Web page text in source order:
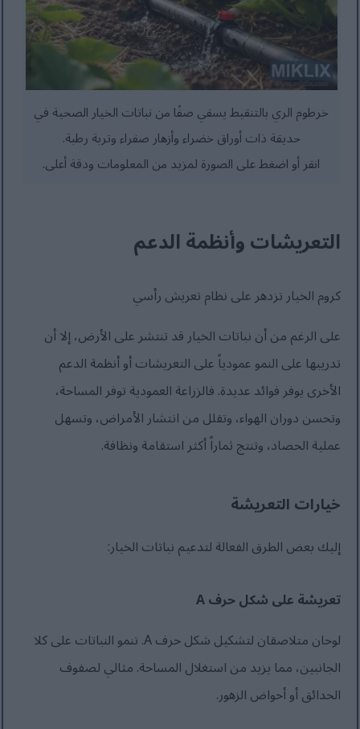
خرطوم الري بالتنقيط يسقي صفًا من نباتات الخيار الصحية في
حديقة ذات أوراق خضراء وأزهار صفراء وتربة رطبة.
انقر أو اضغط على الصورة لمزيد من المعلومات ودقة أعلى.
التعريشات وأنظمة الدعم
كروم الخيار تزدهر على نظام تعريش رأسي
على الرغم من أن نباتات الخيار قد تنتشر على الأرض، إلا أن
تدريبها على النمو عمودياً على التعريشات أو أنظمة الدعم
الأخرى يوفر فوائد عديدة. فالزراعة العمودية توفر المساحة،
وتحسن دوران الهواء، وتقلل من انتشار الأمراض، وتسهل
عملية الحصاد، وتنتج ثماراً أكثر استقامة ونظافة.
خيارات التعريشة
إليك بعض الطرق الفعالة لتدعيم نباتات الخيار:
تعريشة على شكل حرف A
لوحان متلاصقان لتشكيل شكل حرف A. تنمو النباتات على كلا
الجانبين، مما يزيد من استغلال المساحة. مثالي لصفوف
الحدائق أو أحواض الزهور.